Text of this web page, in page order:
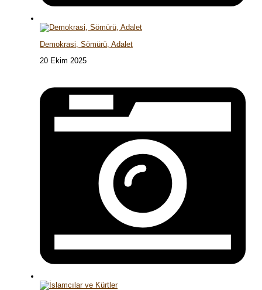
Demokrasi, Sömürü, Adalet
20 Ekim 2025